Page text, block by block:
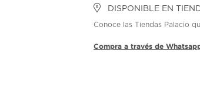
DISPONIBLE EN
Conoce las Tiendas Palacio
Compra a través de